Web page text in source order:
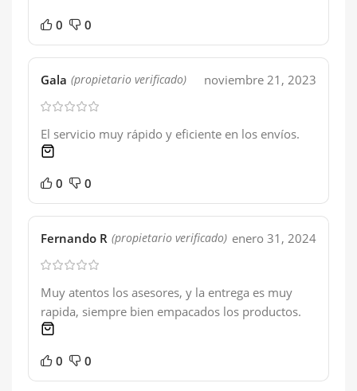
0 0
Gala (propietario verificado) noviembre 21, 2023
El servicio muy rápido y eficiente en los envíos.
0 0
Fernando R (propietario verificado) enero 31, 2024
Muy atentos los asesores, y la entrega es muy
rapida, siempre bien empacados los productos.
0 0